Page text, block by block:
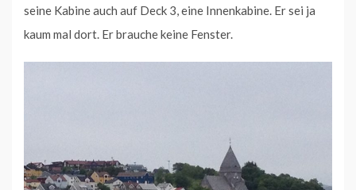
seine Kabine auch auf Deck 3, eine Innenkabine. Er sei ja
kaum mal dort. Er brauche keine Fenster.